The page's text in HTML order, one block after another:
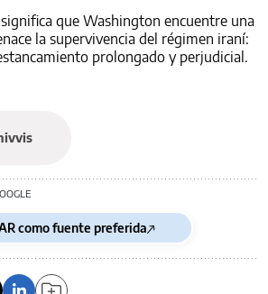
que Washington encuentre una
la supervivencia del régimen iraní:
prolongado y perjudicial.
como fuente preferida